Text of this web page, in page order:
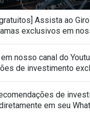
Assista ao
exclusivos em
nosso canal do
de investimento
de
em seu